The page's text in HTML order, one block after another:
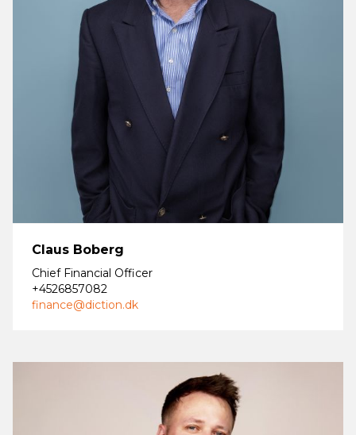
Claus Boberg
Chief Financial Officer
+4526857082
finance@diction.dk